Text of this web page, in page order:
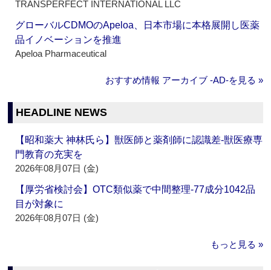
TRANSPERFECT INTERNATIONAL LLC
グローバルCDMOのApeloa、日本市場に本格展開し医薬
品イノベーションを推進
Apeloa Pharmaceutical
おすすめ情報 アーカイブ ‐AD‐を見る »
HEADLINE NEWS
【昭和薬大 神林氏ら】獣医師と薬剤師に認識差‐獣医療専
門教育の充実を
2026年08月07日 (金)
【厚労省検討会】OTC類似薬で中間整理‐77成分1042品
目が対象に
2026年08月07日 (金)
もっと見る »